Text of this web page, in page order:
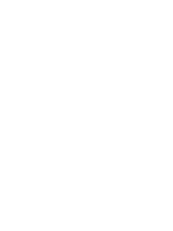
Сотрудник нашей компании подъедет на дом